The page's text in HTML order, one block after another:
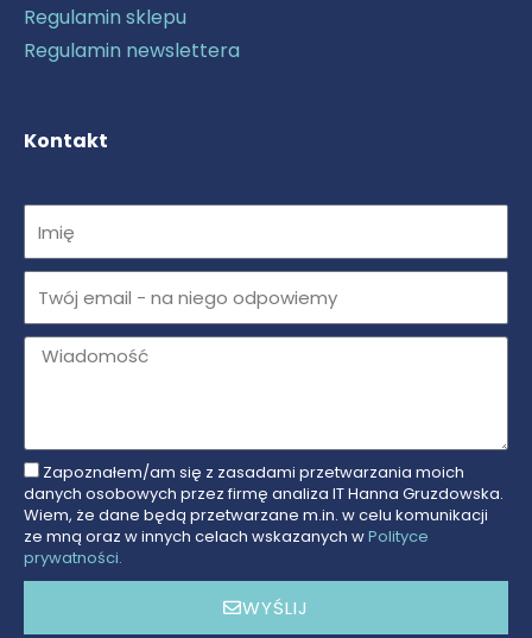
Regulamin sklepu
Regulamin newslettera
Kontakt
Imię
Email
Message
Zgoda
na
przetwarzanie
danych
Zapoznałem/am się z zasadami przetwarzania moich
danych osobowych przez firmę analiza IT Hanna Gruzdowska.
Wiem, że dane będą przetwarzane m.in. w celu komunikacji
ze mną oraz w innych celach wskazanych wPolityce
prywatności.
WYŚLIJ